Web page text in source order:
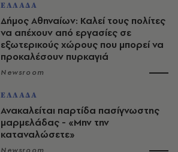
ΕΛΛΑΔΑ
Δήμος Αθηναίων: Καλεί τους πολίτες
να απέχουν από εργασίες σε
εξωτερικούς χώρους που μπορεί να
προκαλέσουν πυρκαγιά
Newsroom
ΕΛΛΑΔΑ
Ανακαλείται παρτίδα πασίγνωστης
μαρμελάδας - «Μην την
καταναλώσετε»